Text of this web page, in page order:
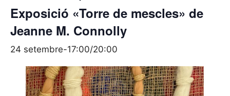
Exposició «Torre de mescles» de
Jeanne M. Connolly
24 setembre-17:00/20:00